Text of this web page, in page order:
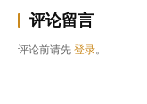
评论留言
评论前请先 登录。